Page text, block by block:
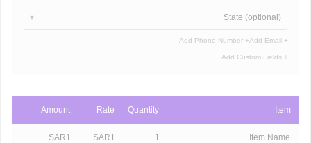
State (optional)
+ Add Email
+ Add Phone Number
+ Add Custom Fields
Item
Quantity
Rate
Amount
Item Name
1
SAR1
SAR1